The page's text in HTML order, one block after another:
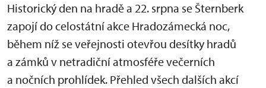
Historický den na hradě a 22. srpna se Šternberk
zapojí do celostátní akce Hradozámecká noc,
během níž se veřejnosti otevřou desítky hradů
a zámků v netradiční atmosféře večerních
a nočních prohlídek. Přehled všech dalších akcí